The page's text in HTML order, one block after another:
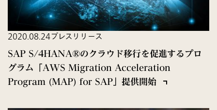
2020.08.24プレスリリース
SAP S/4HANA®のクラウド移行を促進するプロ
グラム「AWS Migration Acceleration
Program (MAP) for SAP」提供開始